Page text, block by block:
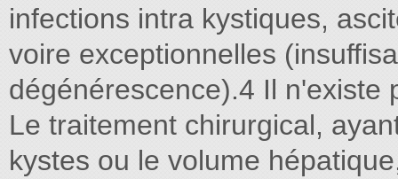
infections intra kystiques,
voire exceptionnelles
dégénérescence).4 Il n'existe
Le traitement chirurgical,
kystes ou le volume